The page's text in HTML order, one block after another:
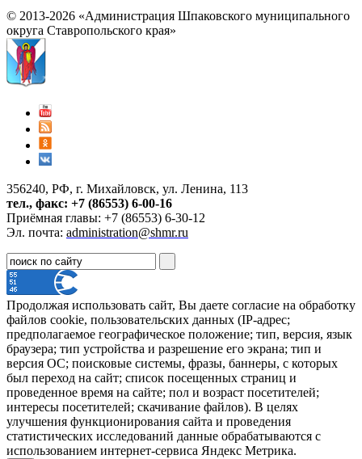
© 2013-2026 «Администрация Шпаковского муниципального
округа Ставропольского края»
356240, РФ, г. Михайловск, ул. Ленина, 113
тел., факс: +7 (86553) 6-00-16
Приёмная главы: +7 (86553) 6-30-12
Эл. почта: administration@shmr.ru
Продолжая использовать сайт, Вы даете согласие на обработку
файлов cookie, пользовательских данных (IP-адрес;
предполагаемое географическое положение; тип, версия, язык
браузера; тип устройства и разрешение его экрана; тип и
версия ОС; поисковые системы, фразы, баннеры, с которых
был переход на сайт; список посещенных страниц и
проведенное время на сайте; пол и возраст посетителей;
интересы посетителей; скачивание файлов). В целях
улучшения функционирования сайта и проведения
статистических исследований данные обрабатываются с
использованием интернет-сервиса Яндекс Метрика.